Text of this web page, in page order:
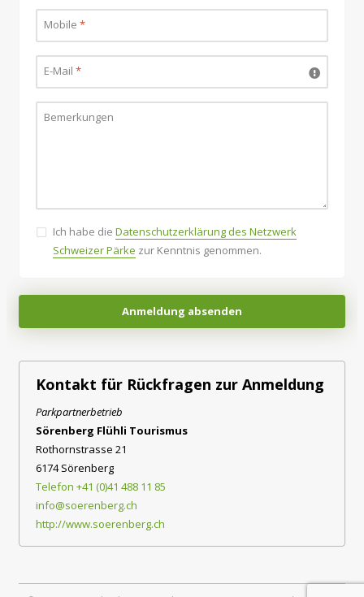
Mobile *
E-Mail *
Bemerkungen
Ich habe die Datenschutzerklärung des Netzwerk
Schweizer Pärke zur Kenntnis genommen.
Anmeldung absenden
Kontakt für Rückfragen zur Anmeldung
Parkpartnerbetrieb
Sörenberg Flühli Tourismus
Rothornstrasse 21
6174 Sörenberg
Telefon +41 (0)41 488 11 85
info@soerenberg.ch
http://www.soerenberg.ch